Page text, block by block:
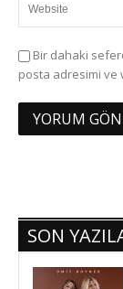
Bir dahaki
posta adresimi ve
SON